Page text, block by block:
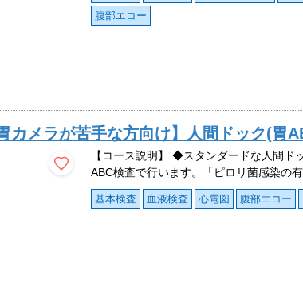
腹部エコー
カメラが苦手な方向け】人間ドック(胃
【コース説明】 ◆スタンダードな人間
ABC検査で行います。「ピロリ菌感染の有
基本検査 血液検査 心電図 腹部エコー